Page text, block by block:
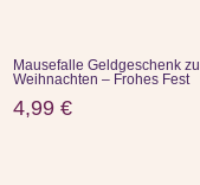
Mausefalle Geldgeschenk zu
Weihnachten – Frohes Fest
4,99€